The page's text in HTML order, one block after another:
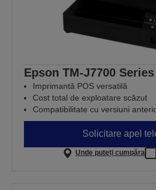
Epson TM-J7700 Series
Imprimantă POS versatilă
Cost total de exploatare scăzut
Compatibilitate cu versiuni
Solicitare apel
Unde puteți cumpăra